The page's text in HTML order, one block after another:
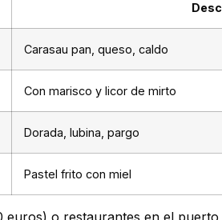
Carasau pan, queso, caldo
Con marisco y licor de mirto
Dorada, lubina, pargo
Pastel frito con miel